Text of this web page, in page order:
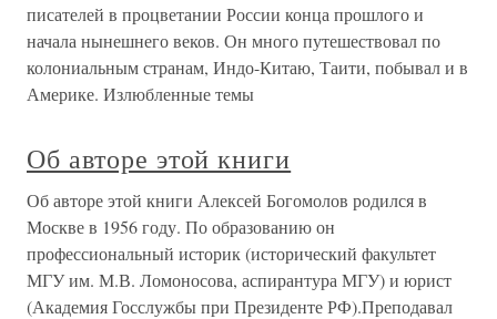
писателей в процветании России конца прошлого и
начала нынешнего веков. Он много путешествовал по
колониальным странам, Индо-Китаю, Таити, побывал и в
Америке. Излюбленные темы
Об авторе этой книги
Об авторе этой книги Алексей Богомолов родился в
Москве в 1956 году. По образованию он
профессиональный историк (исторический факультет
МГУ им. М.В. Ломоносова, аспирантура МГУ) и юрист
(Академия Госслужбы при Президенте РФ).Преподавал